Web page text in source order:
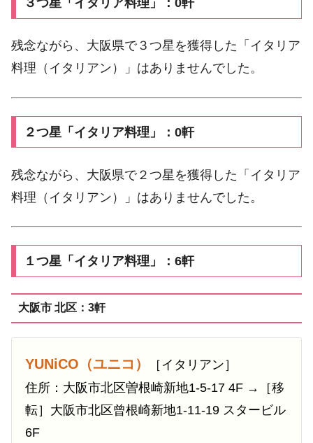
残念ながら、大阪県で３つ星を獲得した「イタリア
料理（イタリアン）」はありませんでした。
２つ星「イタリア料理」：0軒
残念ながら、大阪県で２つ星を獲得した「イタリア
料理（イタリアン）」はありませんでした。
１つ星「イタリア料理」：6軒
大阪市 北区：3軒
YUNiCO（ユニコ）
［イタリアン］
住所：大阪市北区曽根崎新地1-5-17 4F →［移
転］大阪市北区曾根崎新地1-11-19 スタービル
6F